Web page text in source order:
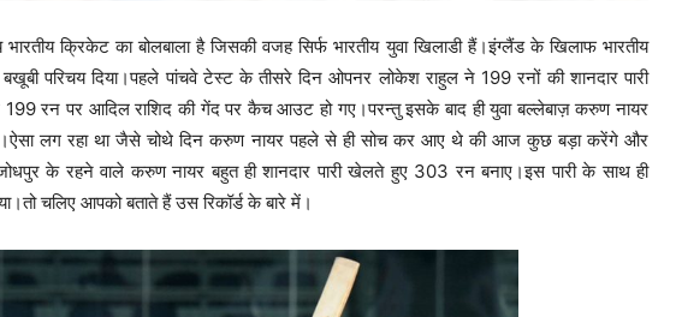
क्रिकेट का बोलबाला है जिसकी वजह सिर्फ भारतीय युवा खिलाडी हैं।इंग्लैंड के खिलाफ भारतीय
परिचय दिया।पहले पांचवे टेस्ट के तीसरे दिन ओपनर लोकेश राहुल ने 199 रनों की शानदार पारी
199 रन पर आदिल राशिद की गेंद पर कैच आउट हो गए।परन्तु इसके बाद ही युवा बल्लेबाज़ करुण नायर
लग रहा था जैसे चोथे दिन करुण नायर पहले से ही सोच कर आए थे की आज कुछ बड़ा करेंगे और
के रहने वाले करुण नायर बहुत ही शानदार पारी खेलते हुए 303 रन बनाए।इस पारी के साथ ही
चलिए आपको बताते हैं उस रिकॉर्ड के बारे में।